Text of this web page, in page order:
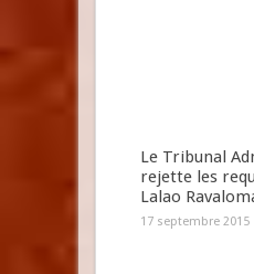
Le Tribunal
rejette les
Lalao
17 septembre 2015